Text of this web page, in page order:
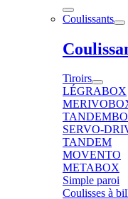
Coulissants
Tiroirs
LÉGRABOX
SERVO-
TANDEM
MOVENTO
METABOX
Simple paroi
Coulisses à